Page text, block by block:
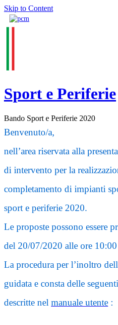
Skip to Content
Sport e Periferie
Bando Sport e Periferie 2020
Benvenuto/a,
nell’area riservata alla
di intervento per la
completamento di impianti
sport e periferie 2020.
Le proposte possono essere
del 20/07/2020 alle ore
La procedura per l’inoltro
guidata e consta delle
descritte nel manuale utente :